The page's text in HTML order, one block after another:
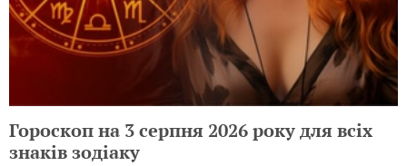
Гороскоп на 3 серпня 2026 року для всіх
знаків зодіаку